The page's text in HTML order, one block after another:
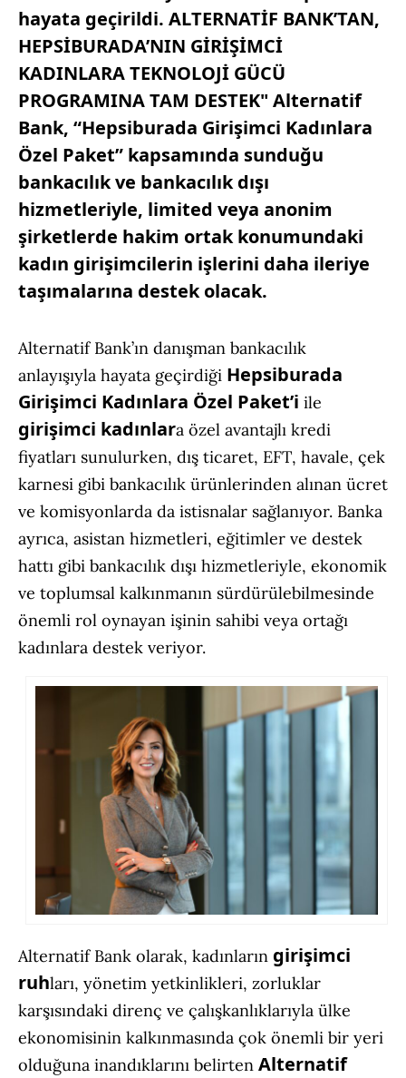
hayata geçirildi. ALTERNATİF BANK’TAN,
HEPSİBURADA’NIN GİRİŞİMCİ
KADINLARA TEKNOLOJİ GÜCÜ
PROGRAMINA TAM DESTEK" Alternatif
Bank, “Hepsiburada Girişimci Kadınlara
Özel Paket” kapsamında sunduğu
bankacılık ve bankacılık dışı
hizmetleriyle, limited veya anonim
şirketlerde hakim ortak konumundaki
kadın girişimcilerin işlerini daha ileriye
taşımalarına destek olacak.
Alternatif Bank’ın danışman bankacılık
anlayışıyla hayata geçirdiği Hepsiburada
Girişimci Kadınlara Özel Paket’i ile
girişimci kadınlara özel avantajlı kredi
fiyatları sunulurken, dış ticaret, EFT, havale, çek
karnesi gibi bankacılık ürünlerinden alınan ücret
ve komisyonlarda da istisnalar sağlanıyor. Banka
ayrıca, asistan hizmetleri, eğitimler ve destek
hattı gibi bankacılık dışı hizmetleriyle, ekonomik
ve toplumsal kalkınmanın sürdürülebilmesinde
önemli rol oynayan işinin sahibi veya ortağı
kadınlara destek veriyor.
Alternatif Bank olarak, kadınların girişimci
ruhları, yönetim yetkinlikleri, zorluklar
karşısındaki direnç ve çalışkanlıklarıyla ülke
ekonomisinin kalkınmasında çok önemli bir yeri
olduğuna inandıklarını belirten Alternatif